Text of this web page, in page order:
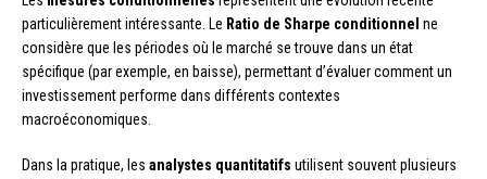
particulièrement intéressante. Le Ratio de Sharpe conditionnel ne
considère que les périodes où le marché se trouve dans un état
spécifique (par exemple, en baisse), permettant d’évaluer comment un
investissement performe dans différents contextes
macroéconomiques.
Dans la pratique, les analystes quantitatifs utilisent souvent plusieurs